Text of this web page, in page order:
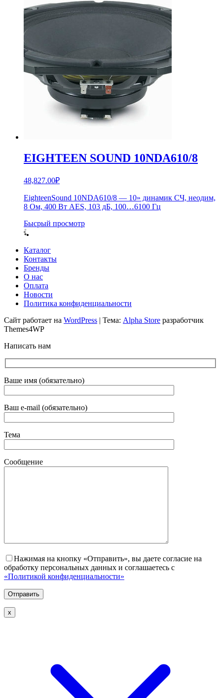
EIGHTEEN SOUND 10NDA610/8
48,827.00₽
EighteenSound 10NDA610/8 — 10» динамик СЧ, неодим,
8 Ом, 400 Вт AES, 103 дБ, 100…6100 Гц
Бысрый просмотр
Каталог
Контакты
Бренды
О нас
Оплата
Новости
Политика конфиденциальности
Сайт работает на WordPress | Тема: Alpha Store разработчик
Themes4WP
Написать нам
Ваше имя (обязательно)
Ваш e-mail (обязательно)
Тема
Сообщение
Нажимая на кнопку «Отправить», вы даете согласие на
обработку персональных данных и соглашаетесь с
«Политикой конфиденциальности»
х